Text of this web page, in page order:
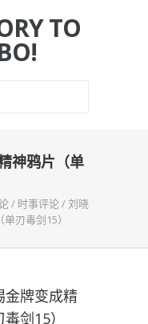
TO
神鸦片（单
/ 时事评论/刘晓
刃毒剑15）
金牌变成精
剑15）